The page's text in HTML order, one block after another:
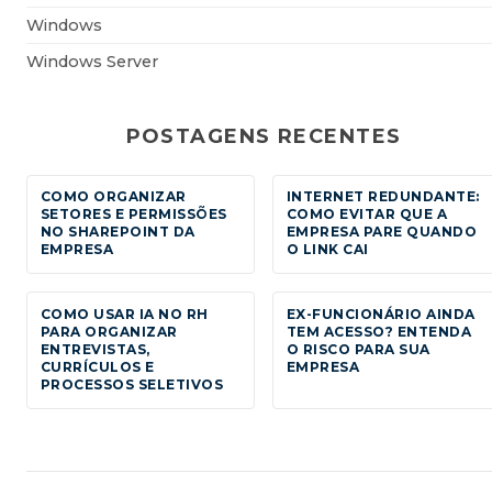
Windows
Windows Server
POSTAGENS RECENTES
COMO ORGANIZAR
SETORES E PERMISSÕES
NO SHAREPOINT DA
EMPRESA
INTERNET REDUNDANTE:
COMO EVITAR QUE A
EMPRESA PARE QUANDO
O LINK CAI
COMO USAR IA NO RH
PARA ORGANIZAR
ENTREVISTAS,
CURRÍCULOS E
PROCESSOS SELETIVOS
EX-FUNCIONÁRIO AINDA
TEM ACESSO? ENTENDA
O RISCO PARA SUA
EMPRESA